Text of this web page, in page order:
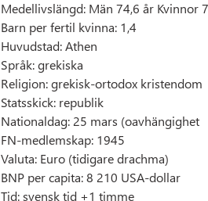
Medellivslängd: Män 74,6 år Kvinnor
Barn per fertil kvinna: 1,4
Huvudstad: Athen
Språk: grekiska
Religion: grekisk-ortodox kristendom
Statsskick: republik
Nationaldag: 25 mars (oavhängighet
FN-medlemskap: 1945
Valuta: Euro (tidigare drachma)
BNP per capita: 8 210 USA-dollar
Tid: svensk tid +1 timme